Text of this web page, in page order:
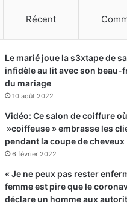
Récent
Le marié joue la s3xtape de
infidèle au lit avec son beau-
du mariage
10 août 2022
Vidéo: Ce salon de coiffure
»coiffeuse » embrasse les
pendant la coupe de cheveux
6 février 2022
« Je ne peux pas rester
femme est pire que le
déclare un homme aux